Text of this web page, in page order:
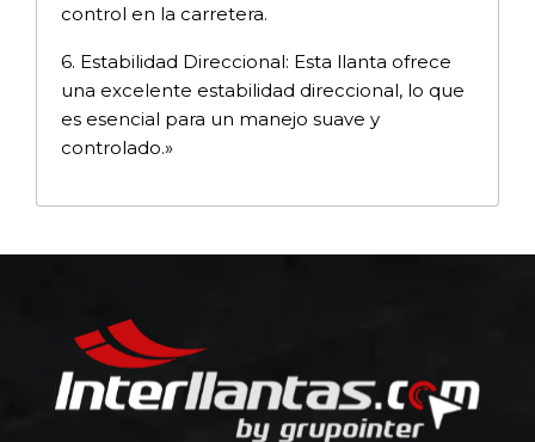
control en la carretera.
6. Estabilidad Direccional: Esta llanta ofrece
una excelente estabilidad direccional, lo que
es esencial para un manejo suave y
controlado.»